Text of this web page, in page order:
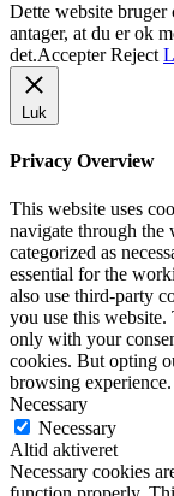
Dette website
antager, at du er ok
det.Accepter Reject
Luk
Privacy Overview
This website uses
navigate through the
categorized as
essential for the
also use third-party
you use this
only with your
cookies. But opting
browsing experience.
Necessary
Necessary
Altid aktiveret
Necessary cookies